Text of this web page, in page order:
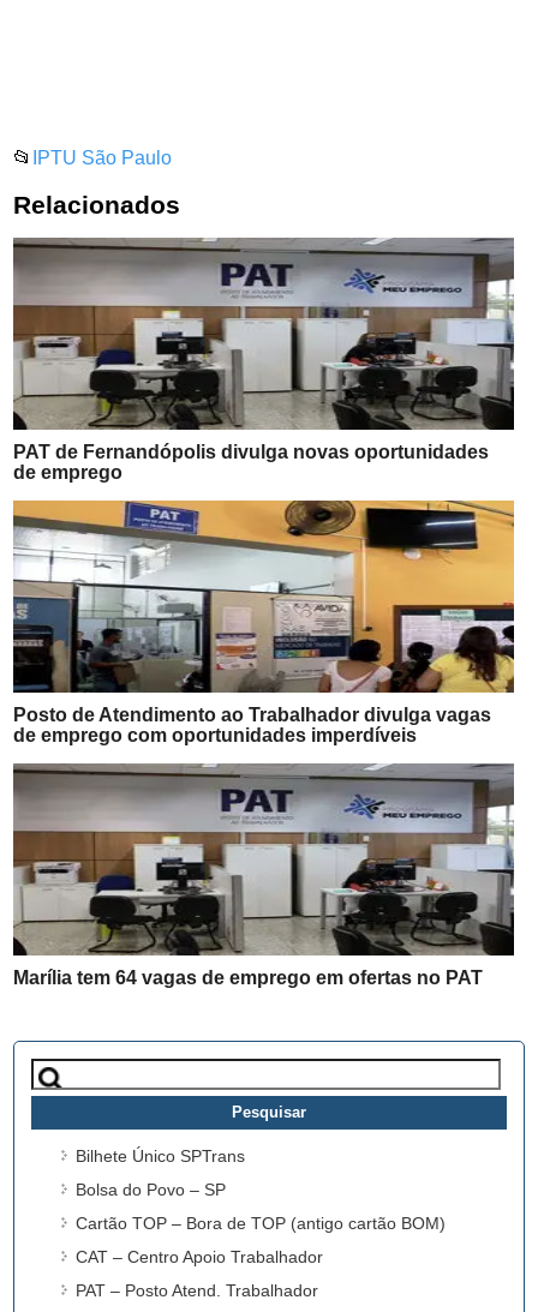
📂 IPTU São Paulo
Relacionados
PAT de Fernandópolis divulga novas oportunidades
de emprego
Posto de Atendimento ao Trabalhador divulga vagas
de emprego com oportunidades imperdíveis
Marília tem 64 vagas de emprego em ofertas no PAT
Pesquisar
por:
Bilhete Único SPTrans
Bolsa do Povo – SP
Cartão TOP – Bora de TOP (antigo cartão BOM)
CAT – Centro Apoio Trabalhador
PAT – Posto Atend. Trabalhador